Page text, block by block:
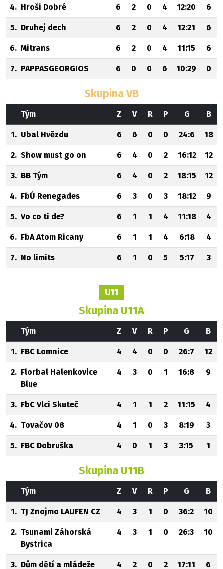
4. Hroši Dobré 6 2 0 4 12:20 6
5. Druhej dech 6 2 0 4 12:21 6
6. Mitrans 6 2 0 4 11:15 6
7. PAPPASGEORGIOS 6 0 0 6 10:29 0
Skupina VB
Tým Z V R P G B
1. Ubal Hvězdu 6 6 0 0 24:6 18
2. Show must go on 6 4 0 2 16:12 12
3. BB Tým 6 4 0 2 18:15 12
4. FbÚ Renegades 6 3 0 3 18:12 9
5. Vo co ti de? 6 1 1 4 11:18 4
6. FbA Atom Ricany 6 1 1 4 6:18 4
7. No limits 6 1 0 5 5:17 3
U11
Skupina U11A
Tým Z V R P G B
1. FBC Lomnice 4 4 0 0 26:7 12
2. Florbal Halenkovice
Blue
4 3 0 1 16:8 9
3. FbC Vlci Skuteč 4 1 1 2 11:15 4
4. Tovačov 08 4 1 0 3 8:19 3
5. FBC Dobruška 4 0 1 3 3:15 1
Skupina U11B
Tým Z V R P G B
1. TJ Znojmo LAUFEN CZ 4 3 1 0 36:2 10
2. Tsunami Záhorská
Bystrica
4 3 1 0 26:3 10
3. Dům dětí a mládeže 4 2 0 2 17:11 6